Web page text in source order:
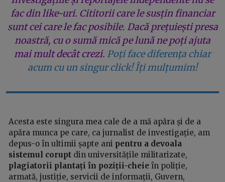
fac din like-uri. Cititorii care le susțin financiar
sunt cei care le fac posibile. Dacă prețuiești presa
noastră, cu o sumă mică pe lună ne poți ajuta
mai mult decât crezi. Poți face diferența chiar
acum cu un singur click! Îți mulțumim!
Acesta este singura mea cale de a mă apăra și de a
apăra munca pe care, ca jurnalist de investigație, am
depus-o în ultimii șapte ani pentru a devoala
sistemul corupt din universitățile militarizate,
plagiatorii plantați în poziții-cheie în poliție,
armată, justiție, servicii de informații, Guvern,